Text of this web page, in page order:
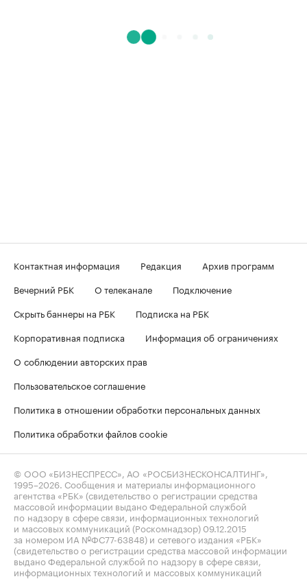
Контактная информация Редакция
Архив программ
Вечерний РБК
О телеканале
Подключение
Скрыть баннеры на РБК
Подписка на РБК
Корпоративная подписка
Информация об ограничениях
О соблюдении авторских прав
Пользовательское соглашение
Политика в отношении обработки персональных данных
Политика обработки файлов cookie
© ООО «БИЗНЕСПРЕСС», АО «РОСБИЗНЕСКОНСАЛТИНГ»,
1995–2026. Сообщения и материалы информационного
агентства «РБК» (свидетельство о регистрации средства
массовой информации выдано Федеральной службой
по надзору в сфере связи, информационных технологий
и массовых коммуникаций (Роскомнадзор) 09.12.2015
за номером ИА №ФС77-63848) и сетевого издания «РБК»
(свидетельство о регистрации средства массовой информации
выдано Федеральной службой по надзору в сфере связи,
информационных технологий и массовых коммуникаций